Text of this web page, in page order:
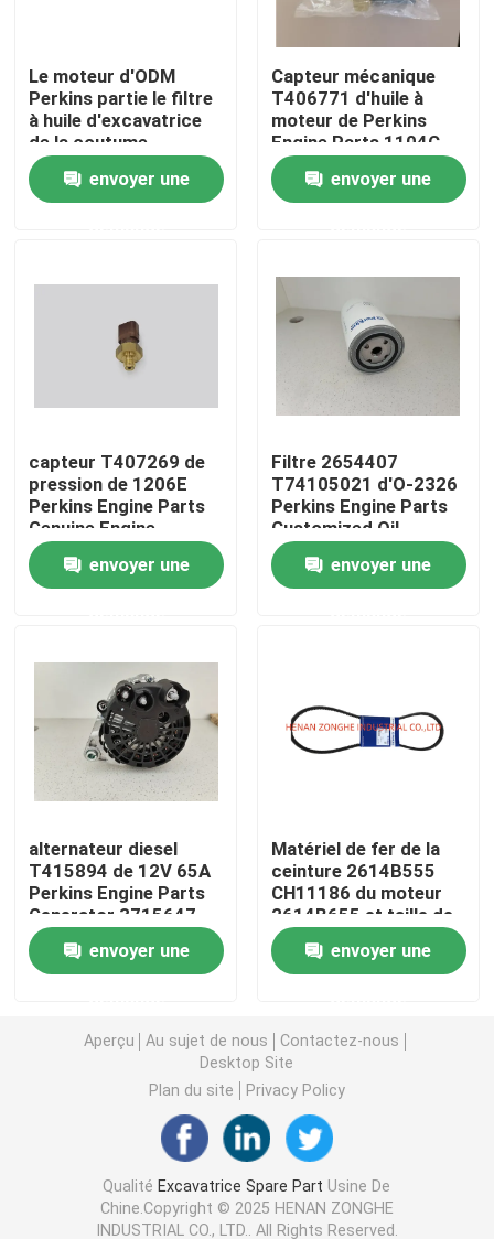
Maison
Produits
Contrôle de qualité
Contactez-nous
Nouvelles
Demandez une citation
Excavatrice Spare Part
CAT Spare Parts
Pièces détachées de moteur
Pièces de moteur Perkins
pièces de rechange de Cummins Engine
Pièces de rechange de compresseur d'air
Pompe d'injection de carburant diesel
Le moteur d'ODM
Perkins partie le filtre
à huile d'excavatrice
de la coutume
2654407
envoyer une
Capteur mécanique
T406771 d'huile à
moteur de Perkins
Engine Parts 1104C
envoyer une
capteur T407269 de
pression de 1206E
Perkins Engine Parts
Genuine Engine
envoyer une
Filtre 2654407
T74105021 d'O-2326
Perkins Engine Parts
Customized Oil
envoyer une
alternateur diesel
T415894 de 12V 65A
Perkins Engine Parts
Generator 3715647
envoyer une
Matériel de fer de la
ceinture 2614B555
CH11186 du moteur
2614B655 et taille de
DST
envoyer une
Aperçu Au sujet de nous
Contactez-nous
Desktop Site
Plan du site
Privacy Policy
Qualité Excavatrice Spare Part Usine De
Chine.Copyright © 2025 HENAN ZONGHE
INDUSTRIAL CO., LTD.. All Rights Reserved.